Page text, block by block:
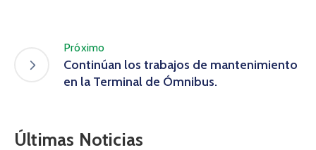
Próximo
Continúan los trabajos de mantenimiento
en la Terminal de Ómnibus.
Últimas Noticias